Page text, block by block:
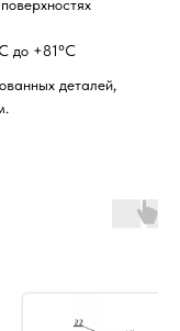
до +81°C
деталей,